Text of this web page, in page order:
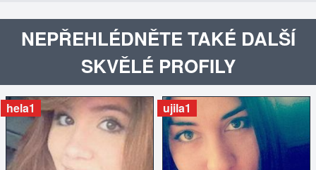
NEPŘEHLÉDNĚTE TAKÉ DALŠÍ
SKVĚLÉ PROFILY
hela1 ujila1